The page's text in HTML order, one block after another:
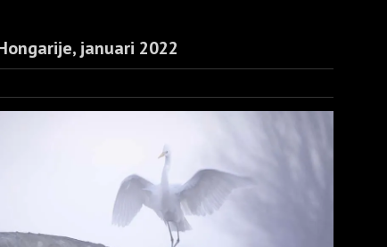
januari 2022